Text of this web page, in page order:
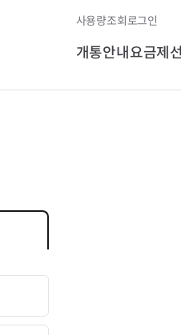
사용량조회로그인
개통안내 요금제